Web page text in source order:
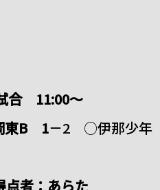
合 11:00～
東B 1－2 ○伊那少年
点者：あらた